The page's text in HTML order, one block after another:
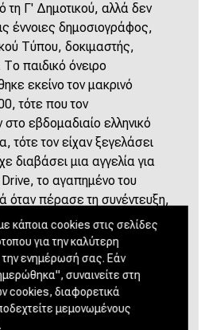
τη Γ' Δημοτικού, αλλά δεν
έννοιες δημοσιογράφος,
Τύπου, δοκιμαστής,
παιδικό όνειρο
εκείνο τον μακρινό
τότε που τον
εβδομαδιαίο ελληνικό
τότε τον είχαν ξεγελάσει
διαβάσει μια αγγελία για
το αγαπημένο του
όταν πέρασε τη συνέντευξη,
ότι τον προόριζαν για το
συγχωρεμένο τώρα)
σχεδόν 24 χρόνια αργότερα,
κάποια cookies στις σελίδες
για την καλύτερη
την ενημέρωσή σας. Εάν
συναινείτε στη
cookies, διαφορετικά
μεμονωμένους